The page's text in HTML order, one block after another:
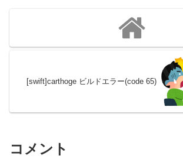
数値に変換で...
[swift]carthoge ビルドエラー(code 65)
コメント